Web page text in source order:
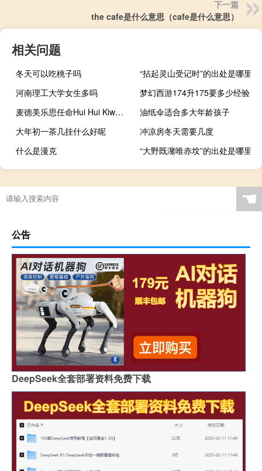
下一篇
the cafe是什么意思（cafe是什么意思）
相关问题
冬天可以吃桃子吗
“拈起灵山受记时”的出处是哪里
河南理工大学女生多吗
梦幻西游174升175要多少经验
麦德美乐思任命Hui Hui Kiw为亚洲区副总裁
油纸伞适合多大年龄孩子
大年初一茶几挂什么好呢
冲凉房冬天需要几度
什么是漫克
“大野既潴唯赤坟”的出处是哪里
☚
公告
DeepSeek全套部署资料免费下载